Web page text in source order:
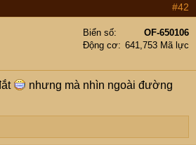
#42
Biển số
OF-650106
Động cơ
641,753 Mã lực
nhưng mà nhìn ngoài đường